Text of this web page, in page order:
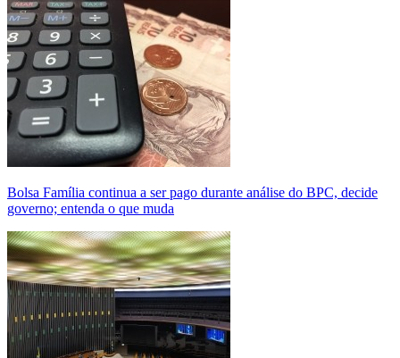
Bolsa Família continua a ser pago durante análise do BPC, decide
governo; entenda o que muda